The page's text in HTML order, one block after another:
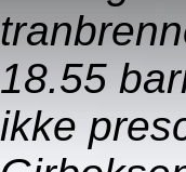
18.55
ikke